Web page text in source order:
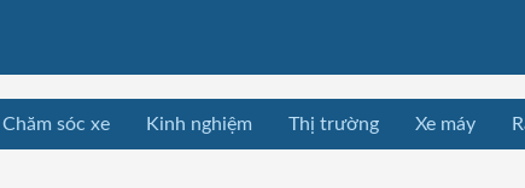
Chăm sóc xe Kinh nghiệm Thị trường Xe máy